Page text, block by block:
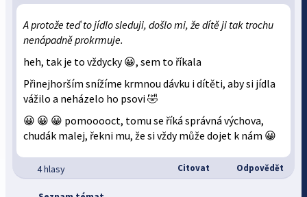
A protože teď to jídlo sleduji, došlo mi, že dítě ji tak trochu
nenápadně prokrmuje.
heh, tak je to vždycky 😀, sem to říkala
Přinejhorším snížíme krmnou dávku i dítěti, aby si jídla
vážilo a neházelo ho psovi 🤣
😀 😀 😀 pomooooct, tomu se říká správná výchova,
chudák malej, řekni mu, že si vždy může dojet k nám 😀
4 hlasy Citovat Odpovědět